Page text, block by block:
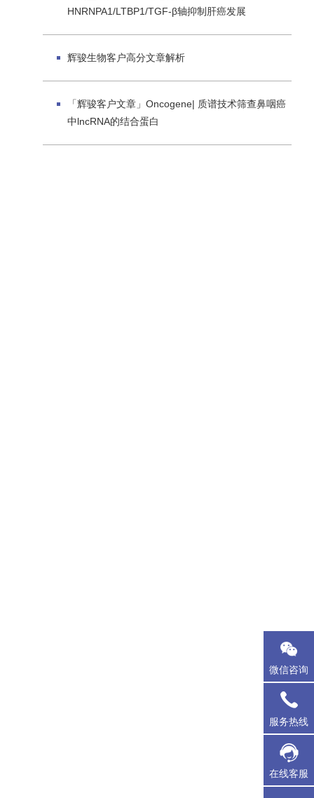
HNRNPA1/LTBP1/TGF-β轴抑制肝癌发展
辉骏生物客户高分文章解析
「辉骏客户文章」Oncogene| 质谱技术筛查鼻咽癌
中lncRNA的结合蛋白
微信咨询
服务热线
在线客服